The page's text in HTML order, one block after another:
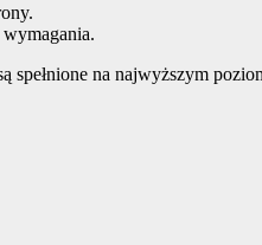
wymagania.
spełnione na najwyższym